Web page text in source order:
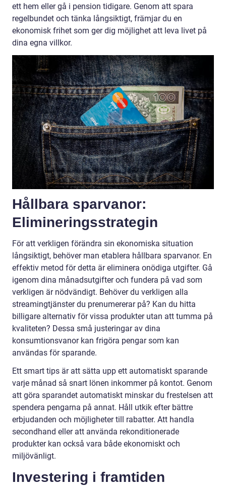
ett hem eller gå i pension tidigare. Genom att spara
regelbundet och tänka långsiktigt, främjar du en
ekonomisk frihet som ger dig möjlighet att leva livet på
dina egna villkor.
Hållbara sparvanor:
Elimineringsstrategin
För att verkligen förändra sin ekonomiska situation
långsiktigt, behöver man etablera hållbara sparvanor. En
effektiv metod för detta är eliminera onödiga utgifter. Gå
igenom dina månadsutgifter och fundera på vad som
verkligen är nödvändigt. Behöver du verkligen alla
streamingtjänster du prenumererar på? Kan du hitta
billigare alternativ för vissa produkter utan att tumma på
kvaliteten? Dessa små justeringar av dina
konsumtionsvanor kan frigöra pengar som kan
användas för sparande.
Ett smart tips är att sätta upp ett automatiskt sparande
varje månad så snart lönen inkommer på kontot. Genom
att göra sparandet automatiskt minskar du frestelsen att
spendera pengarna på annat. Håll utkik efter bättre
erbjudanden och möjligheter till rabatter. Att handla
secondhand eller att använda rekonditionerade
produkter kan också vara både ekonomiskt och
miljövänligt.
Investering i framtiden